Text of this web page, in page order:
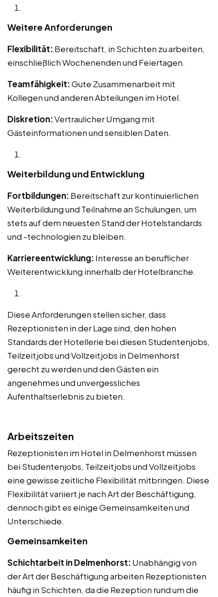
Weitere Anforderungen
Flexibilität: Bereitschaft, in Schichten zu arbeiten,
einschließlich Wochenenden und Feiertagen.
Teamfähigkeit:Gute Zusammenarbeit mit
Kollegen und anderen Abteilungen im Hotel.
Diskretion:Vertraulicher Umgang mit
Gästeinformationen und sensiblen Daten.
Weiterbildung und Entwicklung
Fortbildungen: Bereitschaft zur kontinuierlichen
Weiterbildung und Teilnahme an Schulungen, um
stets auf dem neuesten Stand der Hotelstandards
und -technologien zu bleiben.
Karriereentwicklung: Interesse an beruflicher
Weiterentwicklung innerhalb der Hotelbranche.
Diese Anforderungen stellen sicher, dass
Rezeptionisten in der Lage sind, den hohen
Standards der Hotellerie bei diesen Studentenjobs,
Teilzeitjobs und Vollzeitjobs in Delmenhorst
gerecht zu werden und den Gästen ein
angenehmes und unvergessliches
Aufenthaltserlebnis zu bieten.
Arbeitszeiten
Rezeptionisten im Hotel in Delmenhorst müssen
bei Studentenjobs, Teilzeitjobs und Vollzeitjobs
eine gewisse zeitliche Flexibilität mitbringen. Diese
Flexibilität variiert je nach Art der Beschäftigung,
dennoch gibt es einige Gemeinsamkeiten und
Unterschiede.
Gemeinsamkeiten
Schichtarbeit in Delmenhorst: Unabhängig von
der Art der Beschäftigung arbeiten Rezeptionisten
häufig in Schichten, da die Rezeption rund um die